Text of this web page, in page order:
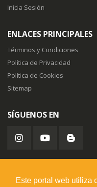
Este portal web utiliza
Inicia Sesión
ENLACES PRINCIPALES
Términos y Condiciones
Política de Privacidad
Política de Cookies
Sitemap
SÍGUENOS EN